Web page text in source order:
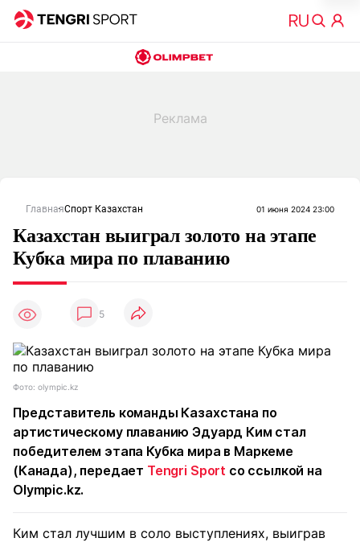
ГлавнаяСпорт Казахстан 01 июня 2024 23:00
Казахстан выиграл золото на этапе
Кубка мира по плаванию
5
Фото: olympic.kz
Представитель команды Казахстана по
артистическому плаванию Эдуард Ким стал
победителем этапа Кубка мира в Маркеме
(Канада), передает Tengri Sport со ссылкой на
Olympic.kz.
Ким стал лучшим в соло выступлениях, выиграв